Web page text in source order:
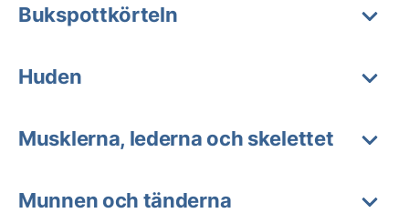
Bukspottkörteln
Huden
Musklerna, lederna och skelettet
Munnen och tänderna